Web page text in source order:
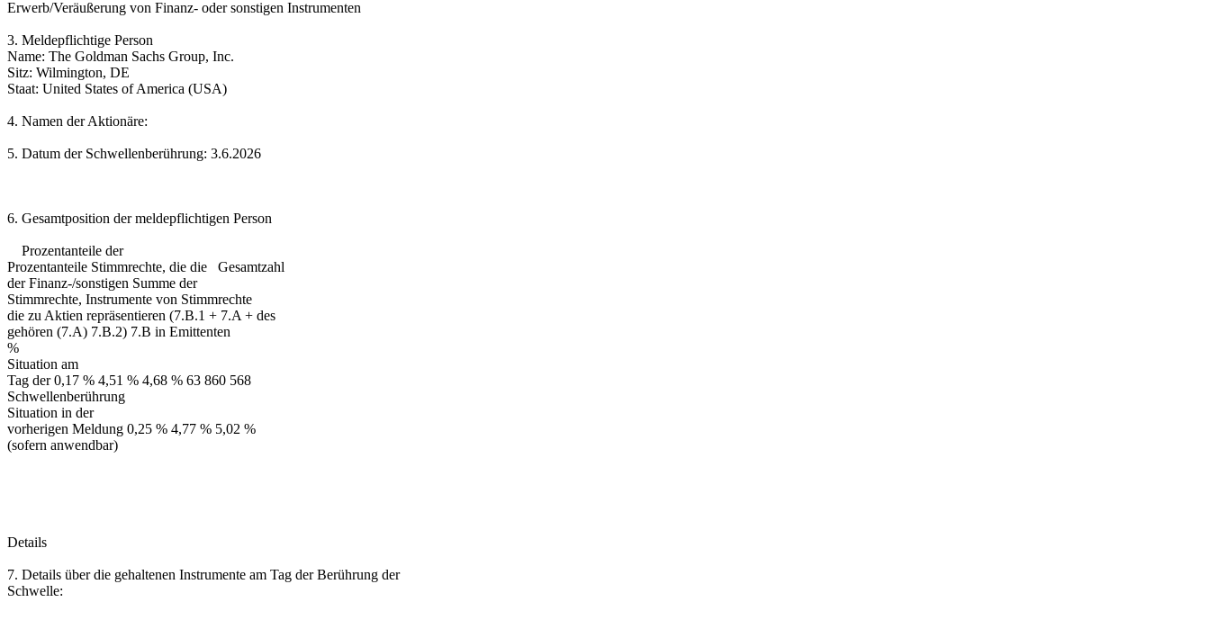
Erwerb/Veräußerung von Finanz- oder sonstigen Instrumenten
3. Meldepflichtige Person
Name: The Goldman Sachs Group, Inc.
Sitz: Wilmington, DE
Staat: United States of America (USA)
4. Namen der Aktionäre:
5. Datum der Schwellenberührung: 3.6.2026
6. Gesamtposition der meldepflichtigen Person
Prozentanteile der
Prozentanteile Stimmrechte, die die Gesamtzahl
der Finanz-/sonstigen Summe der
Stimmrechte, Instrumente von Stimmrechte
die zu Aktien repräsentieren (7.B.1 + 7.A + des
gehören (7.A) 7.B.2) 7.B in Emittenten
%
Situation am
Tag der 0,17 % 4,51 % 4,68 % 63 860 568
Schwellenberührung
Situation in der
vorherigen Meldung 0,25 % 4,77 % 5,02 %
(sofern anwendbar)
Details
7. Details über die gehaltenen Instrumente am Tag der Berührung der
Schwelle: